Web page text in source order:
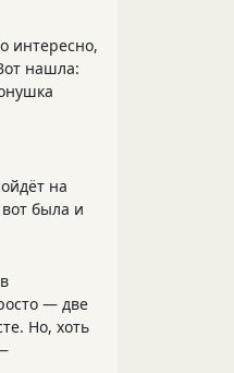
интересно,
нашла:
на
была и
— две
Но, хоть